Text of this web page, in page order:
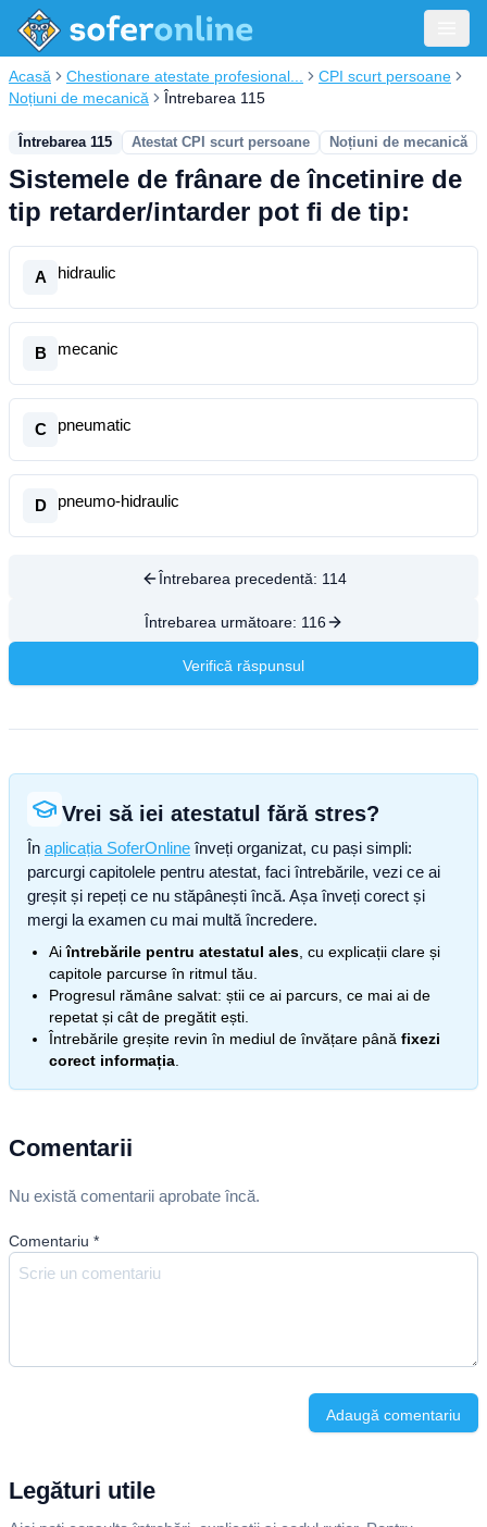
Acasă Chestionare atestate profesional...
CPI scurt persoane
Noțiuni de mecanică
Întrebarea 115
Întrebarea 115 Atestat CPI scurt persoane Noțiuni de mecanică
Sistemele de frânare de încetinire de
tip retarder/intarder pot fi de tip:
A hidraulic
B mecanic
C pneumatic
D pneumo-hidraulic
Întrebarea precedentă: 114
Întrebarea următoare: 116
Verifică răspunsul
Vrei să iei atestatul fără stres?
În aplicația SoferOnline înveți organizat, cu pași simpli:
parcurgi capitolele pentru atestat, faci întrebările, vezi ce ai
greșit și repeți ce nu stăpânești încă. Așa înveți corect și
mergi la examen cu mai multă încredere.
Aiîntrebările pentru atestatul ales , cu explicații clare și
capitole parcurse în ritmul tău.
Progresul rămâne salvat: știi ce ai parcurs, ce mai ai de
repetat și cât de pregătit ești.
Întrebările greșite revin în mediul de învățare până fixezi
corect informația
Comentarii
Nu există comentarii aprobate încă.
Comentariu *
Adaugă comentariu
Legături utile